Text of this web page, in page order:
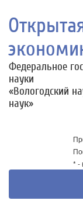
Федеральное
науки
«Вологодский
наук»
* -